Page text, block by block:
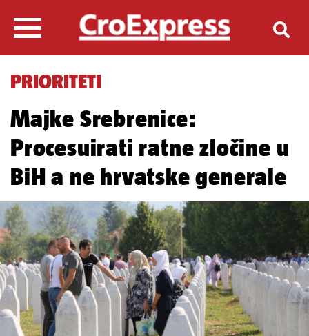
PRIORITETI
Majke Srebrenice:
Procesuirati ratne zločine u
BiH a ne hrvatske generale